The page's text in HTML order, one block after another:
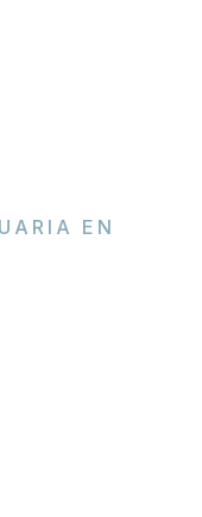
EN